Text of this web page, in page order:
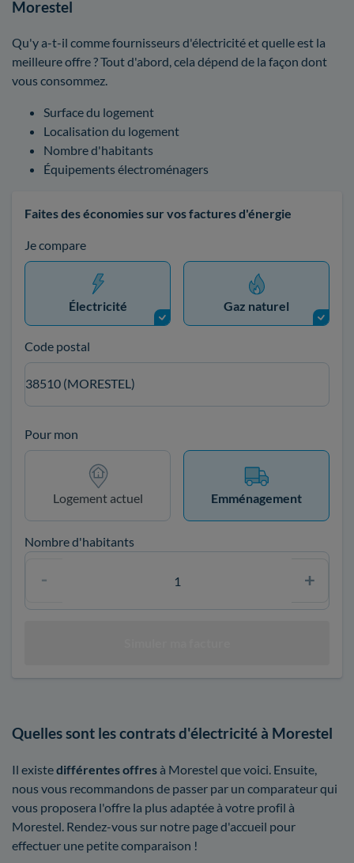
Morestel
Qu'y a-t-il comme fournisseurs d'électricité et quelle est la
meilleure offre ? Tout d'abord, cela dépend de la façon dont
vous consommez.
Surface du logement
Localisation du logement
Nombre d'habitants
Équipements électroménagers
Faites des économies sur vos factures d'énergie
Je compare
Électricité Gaz naturel
Code postal
38510 (MORESTEL)
Pour mon
Logement actuel Emménagement
Nombre d'habitants
Quelles sont les contrats d'électricité à Morestel
Il existedifférentes offresà Morestel que voici. Ensuite,
nous vous recommandons de passer par un comparateur qui
vous proposera l'offre la plus adaptée à votre profil à
Morestel. Rendez-vous sur notre page d'accueil pour
effectuer une petite comparaison !